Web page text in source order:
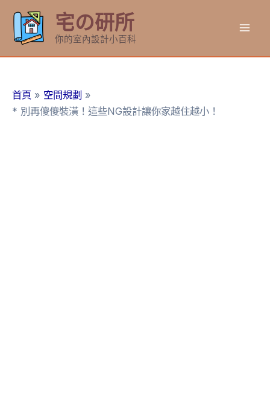
要
宅の研所
你的室內設計小百科
首頁
空間規劃
* 別再傻傻裝潢！這些NG設計讓你家越住越小！